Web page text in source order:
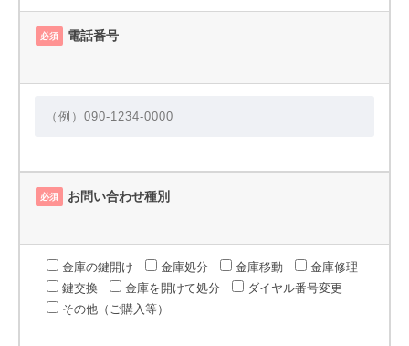
必須 電話番号
必須 お問い合わせ種別
金庫の鍵開け 金庫処分 金庫移動
金庫修理
鍵交換
金庫を開けて処分
ダイヤル番号変更
その他（ご購入等）